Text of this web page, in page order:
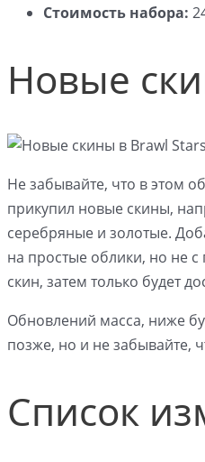
Стоимость набора:
Новые
Не забывайте, что в этом
прикупил новые скины,
серебряные и золотые.
на простые облики, но не
скин, затем только будет
Обновлений масса, ниже
позже, но и не забывайте,
Список